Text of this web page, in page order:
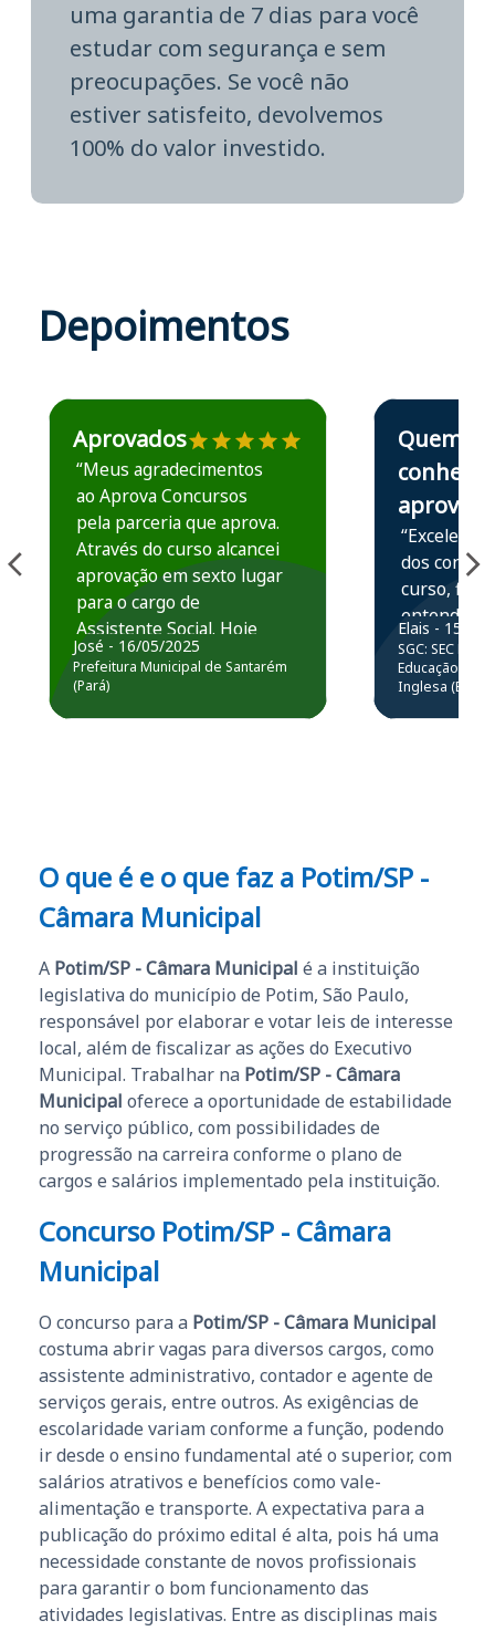
uma garantia de 7 dias para você
estudar com segurança e sem
preocupações. Se você não
estiver satisfeito, devolvemos
100% do valor investido.
Depoimentos
Estudante José recomenda o Aprova Concursos em
Aprovados
“Meus agradecimentos
ao Aprova Concursos
pela parceria que aprova.
Através do curso alcancei
aprovação em sexto lugar
para o cargo de
Assistente Social. Hoje
estou atuando na
Prefeitura de Santarém.
José - 16/05/2025
Prefeitura Municipal de Santarém
(Pará)
Estudante Elais
Quem
conhece,
aprova
“Excelente
dos
curso,
entender e
prática
resolução
questões.”
Elais - 15/07/
SGC: SEC BA
Educação
Inglesa (Edital
O que é e o que faz a Potim/SP -
Câmara Municipal
A Potim/SP - Câmara Municipal é a instituição
legislativa do município de Potim, São Paulo,
responsável por elaborar e votar leis de interesse
local, além de fiscalizar as ações do Executivo
Municipal. Trabalhar na Potim/SP - Câmara
Municipal oferece a oportunidade de estabilidade
no serviço público, com possibilidades de
progressão na carreira conforme o plano de
cargos e salários implementado pela instituição.
Concurso Potim/SP - Câmara
Municipal
O concurso para a Potim/SP - Câmara Municipal
costuma abrir vagas para diversos cargos, como
assistente administrativo, contador e agente de
serviços gerais, entre outros. As exigências de
escolaridade variam conforme a função, podendo
ir desde o ensino fundamental até o superior, com
salários atrativos e benefícios como vale-
alimentação e transporte. A expectativa para a
publicação do próximo edital é alta, pois há uma
necessidade constante de novos profissionais
para garantir o bom funcionamento das
atividades legislativas. Entre as disciplinas mais